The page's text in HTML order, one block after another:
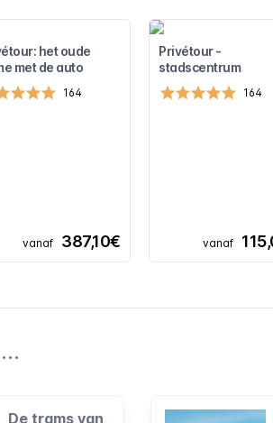
het oude
met de auto
164
vanaf 387,10€
Privétour -
stadscentrum
164
vanaf
De trams van